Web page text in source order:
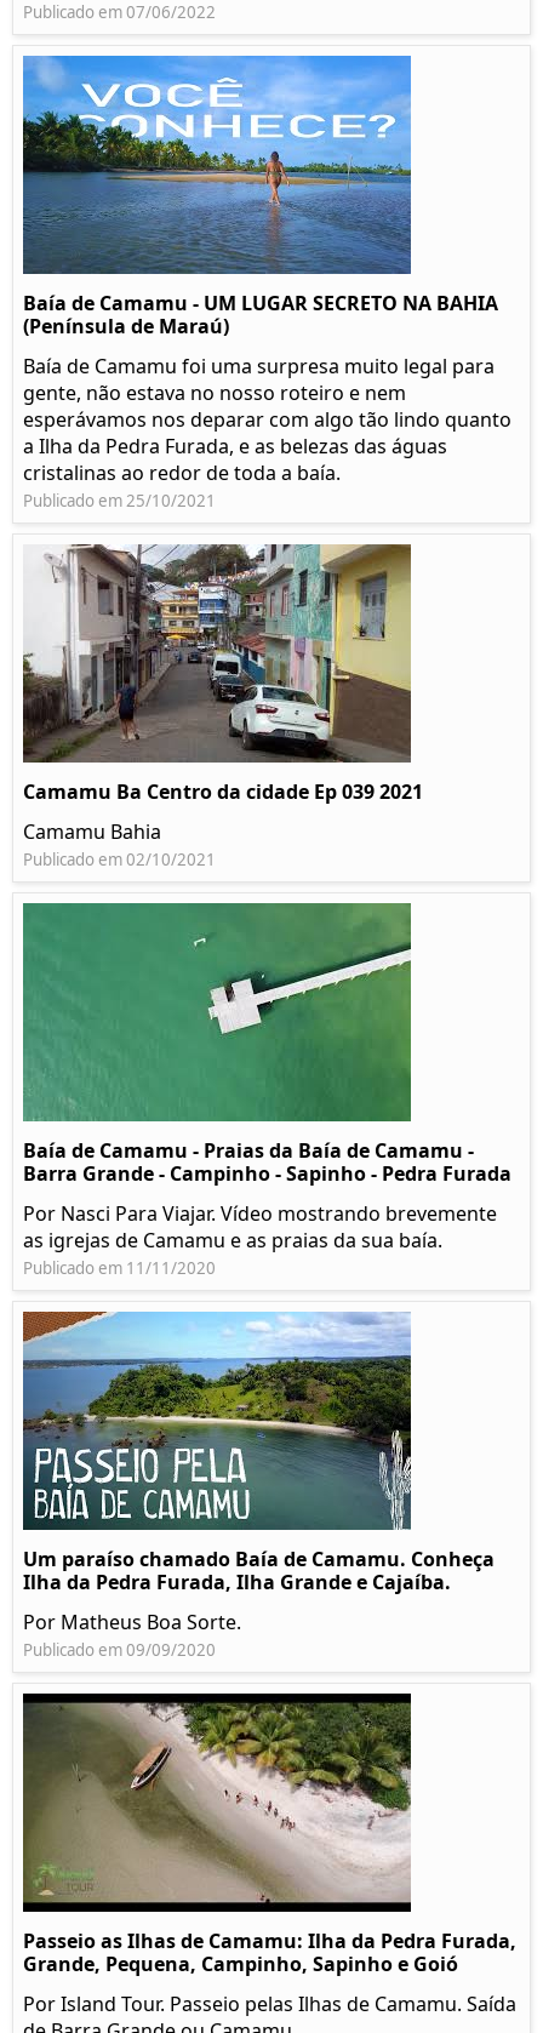
Publicado em 07/06/2022
Baía de Camamu - UM LUGAR SECRETO NA BAHIA
(Península de Maraú)
Baía de Camamu foi uma surpresa muito legal para
gente, não estava no nosso roteiro e nem
esperávamos nos deparar com algo tão lindo quanto
a Ilha da Pedra Furada, e as belezas das águas
cristalinas ao redor de toda a baía.
Publicado em 25/10/2021
Camamu Ba Centro da cidade Ep 039 2021
Camamu Bahia
Publicado em 02/10/2021
Baía de Camamu - Praias da Baía de Camamu -
Barra Grande - Campinho - Sapinho - Pedra Furada
Por Nasci Para Viajar. Vídeo mostrando brevemente
as igrejas de Camamu e as praias da sua baía.
Publicado em 11/11/2020
Um paraíso chamado Baía de Camamu. Conheça
Ilha da Pedra Furada, Ilha Grande e Cajaíba.
Por Matheus Boa Sorte.
Publicado em 09/09/2020
Passeio as Ilhas de Camamu: Ilha da Pedra Furada,
Grande, Pequena, Campinho, Sapinho e Goió
Por Island Tour. Passeio pelas Ilhas de Camamu. Saída